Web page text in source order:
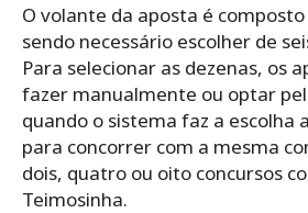
O volante da aposta é
sendo necessário escolher de
Para selecionar as dezenas, os
fazer manualmente ou optar
quando o sistema faz a escolha
para concorrer com a mesma
dois, quatro ou oito concursos
Teimosinha.